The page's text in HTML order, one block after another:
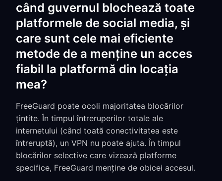
când guvernul blochează toate
platformele de social media, și
care sunt cele mai eficiente
metode de a menține un acces
fiabil la platformă din locația
mea?
FreeGuard poate ocoli majoritatea blocărilor
țintite. În timpul întreruperilor totale ale
internetului (când toată conectivitatea este
întreruptă), un VPN nu poate ajuta. În timpul
blocărilor selective care vizează platforme
specifice, FreeGuard menține de obicei accesul.